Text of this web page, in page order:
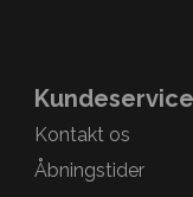
Kundeservice
Kontakt os
Åbningstider